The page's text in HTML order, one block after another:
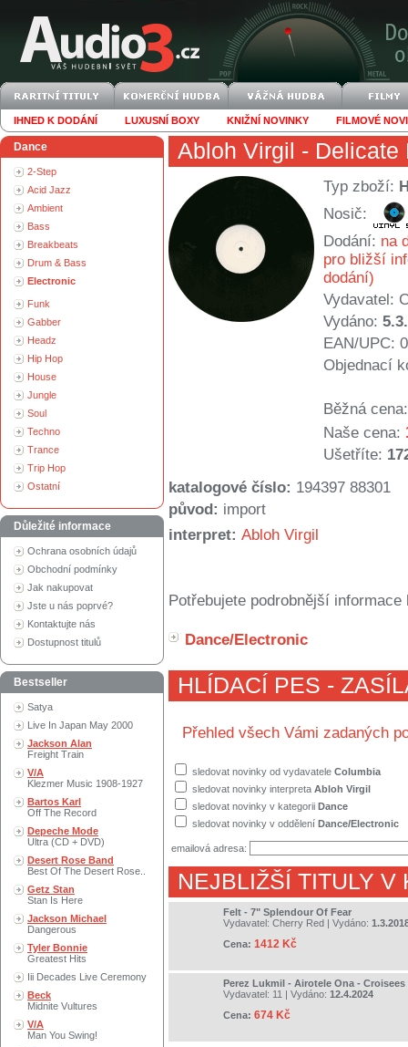
IHNED K DODÁNÍ LUXUSNÍ BOXY KNIŽNÍ NOVINKY FILMOVÉ
Dance
2-Step
Acid Jazz
Ambient
Bass
Breakbeats
Drum & Bass
Electronic
Funk
Gabber
Headz
Hip Hop
House
Jungle
Soul
Techno
Trance
Trip Hop
Ostatní
Důležité informace
Ochrana osobních údajů
Obchodní podmínky
Jak nakupovat
Jste u nás poprvé?
Kontaktujte nás
Dostupnost titulů
Bestseller
Satya
Live In Japan May 2000
Jackson Alan
Freight Train
V/A
Klezmer Music 1908-1927
Bartos Karl
Off The Record
Depeche Mode
Ultra (CD + DVD)
Desert Rose Band
Best Of The Desert Rose..
Getz Stan
Stan Is Here
Jackson Michael
Dangerous
Tyler Bonnie
Greatest Hits
Iii Decades Live Ceremony
Beck
Midnite Vultures
V/A
Man You Swing!
Abloh Virgil - Delicate
Typ zboží:
Nosič:
Dodání: na
pro bližší
dodání)
Vydavatel:
Vydáno:
EAN/UPC:
Objednací
Běžná cena:
Naše cena:
Ušetříte:
katalogové číslo: 194397 88301
původ: import
interpret: Abloh Virgil
Potřebujete podrobnější
Dance/Electronic
HLÍDACÍ PES -
Přehled všech Vámi zadaných
sledovat novinky od vydavatele Columbia
sledovat novinky interpreta Abloh Virgil
sledovat novinky v kategorii Dance
sledovat novinky v oddělení Dance/Electronic
emailová adresa:
NEJBLIŽŠÍ TITULY V
Felt - 7" Splendour Of Fear
Vydavatel: Cherry Red | Vydáno:
Cena: 1412 Kč
Perez Lukmil - Airotele Ona -
Vydavatel: 11 | Vydáno: 12.4.2024
Cena: 674 Kč